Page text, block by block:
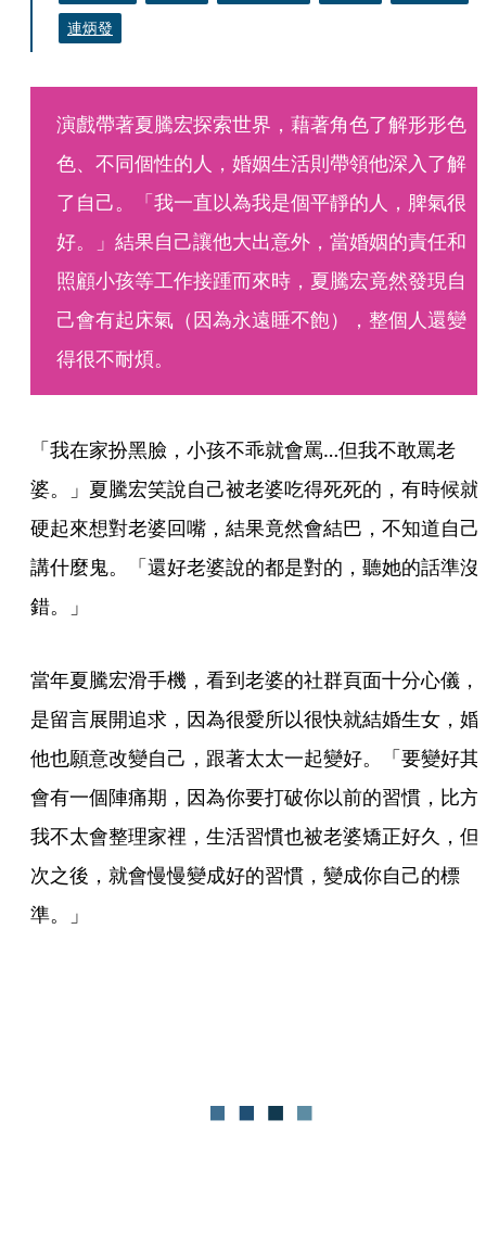
連炳發
演戲帶著夏騰宏探索世界，藉著角色了解形形色
色、不同個性的人，婚姻生活則帶領他深入了解
了自己。「我一直以為我是個平靜的人，脾氣很
好。」結果自己讓他大出意外，當婚姻的責任和
照顧小孩等工作接踵而來時，夏騰宏竟然發現自
己會有起床氣（因為永遠睡不飽），整個人還變
得很不耐煩。
「我在家扮黑臉，小孩不乖就會罵…但我不敢罵老
婆。」夏騰宏笑說自己被老婆吃得死死的，有時候就
硬起來想對老婆回嘴，結果竟然會結巴，不知道自己
講什麼鬼。「還好老婆說的都是對的，聽她的話準沒
錯。」
當年夏騰宏滑手機，看到老婆的社群頁面十分心儀，
是留言展開追求，因為很愛所以很快就結婚生女，婚
他也願意改變自己，跟著太太一起變好。「要變好其
會有一個陣痛期，因為你要打破你以前的習慣，比方
我不太會整理家裡，生活習慣也被老婆矯正好久，但
次之後，就會慢慢變成好的習慣，變成你自己的標
準。」